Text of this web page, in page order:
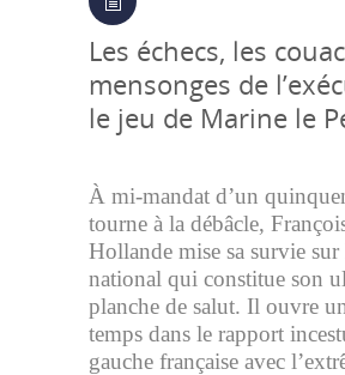
Les échecs, les
mensonges de
le jeu de Marine le
À mi-mandat d’un
tourne à la débâcle,
Hollande mise sa survie
national qui constitue son
planche de salut. Il ouvre
temps dans le rapport
gauche française avec